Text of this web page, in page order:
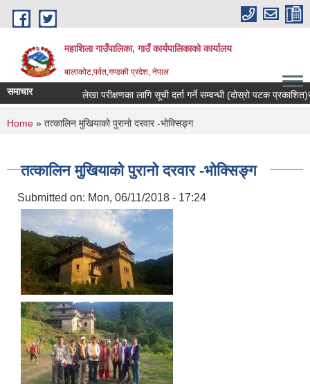
Skip to main content
महाशिला गाउँपालिका, गाउँ कार्यपालिकाको कार्यालय
बालाकोट,पर्वत,गण्डकी प्रदेश, नेपाल
समाचार लेखा परीक्षणका लागि सूची दर्ता गर्ने सम्वन्धी (दोस्रो पटक
You are here
Home » तत्कालिन मुखियाको पुरानो दरवार -भोक्सिङ्ग
तत्कालिन मुखियाको पुरानो दरवार -भोक्सिङ्ग
Submitted on: Mon, 06/11/2018 - 17:24